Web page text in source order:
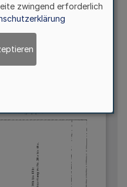
zwingend erforderlich